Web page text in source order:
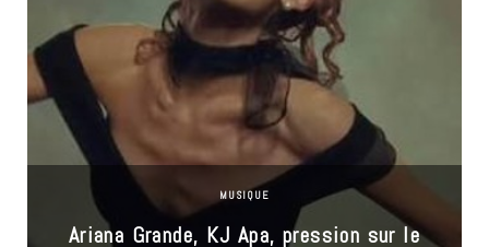
MUSIQUE
Ariana Grande, KJ Apa, pression sur le